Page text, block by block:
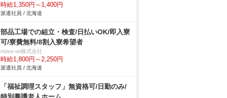
時給1,350円～1,400円
派遣社員 / 北海道
部品工場での組立・検査/日払いOK/即入寮
可/寮費無料/8割入寮希望者
move on株式会社
時給1,800円～2,250円
派遣社員 / 北海道
「福祉調理スタッフ」無資格可/日勤のみ/